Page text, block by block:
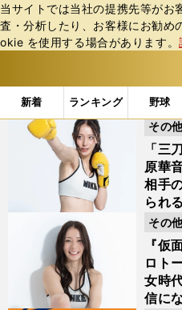
当サイトでは当社の提携先等がお
査・分析したり、お客様にお勧め
okie を使⽤する場合があります。
新着 ランキング 野球
b
ス
バ
「#格闘家」の最新ニュ
「三
原華
相手
られ
その
『仮
ロト
女時
信に
その